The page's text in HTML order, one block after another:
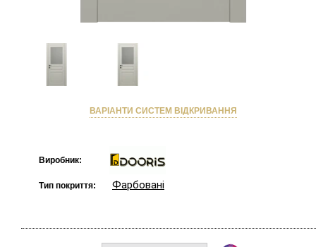
ВАРІАНТИ СИСТЕМ ВІДКРИВАННЯ
Виробник:
Тип покриття: Фарбовані